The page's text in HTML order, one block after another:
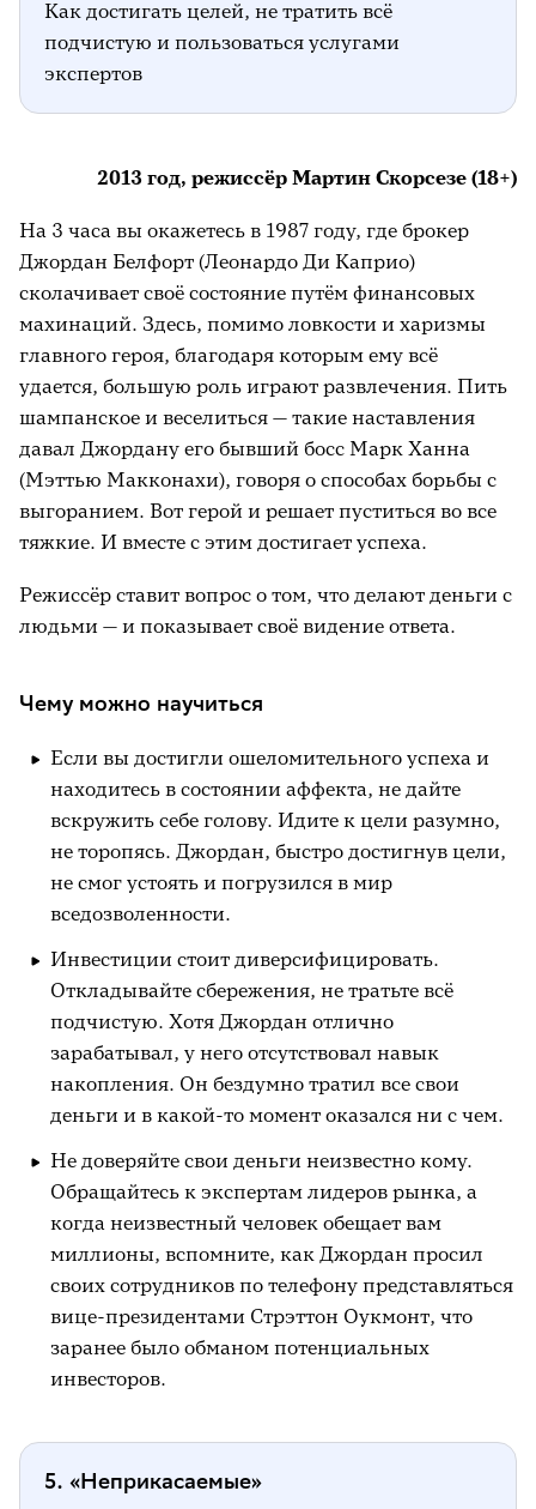
Как достигать целей, не тратить всё
подчистую и пользоваться услугами
экспертов
2013 год, режиссёр Мартин Скорсезе (18+)
На 3 часа вы окажетесь в 1987 году, где брокер
Джордан Белфорт (Леонардо Ди Каприо)
сколачивает своё состояние путём финансовых
махинаций. Здесь, помимо ловкости и харизмы
главного героя, благодаря которым ему всё
удается, большую роль играют развлечения. Пить
шампанское и веселиться — такие наставления
давал Джордану его бывший босс Марк Ханна
(Мэттью Макконахи), говоря о способах борьбы с
выгоранием. Вот герой и решает пуститься во все
тяжкие. И вместе с этим достигает успеха.
Режиссёр ставит вопрос о том, что делают деньги с
людьми — и показывает своё видение ответа.
Чему можно научиться
Если вы достигли ошеломительного успеха и
находитесь в состоянии аффекта, не дайте
вскружить себе голову. Идите к цели разумно,
не торопясь. Джордан, быстро достигнув цели,
не смог устоять и погрузился в мир
вседозволенности.
Инвестиции стоит диверсифицировать.
Откладывайте сбережения, не тратьте всё
подчистую. Хотя Джордан отлично
зарабатывал, у него отсутствовал навык
накопления. Он бездумно тратил все свои
деньги и в какой-то момент оказался ни с чем.
Не доверяйте свои деньги неизвестно кому.
Обращайтесь к экспертам лидеров рынка, а
когда неизвестный человек обещает вам
миллионы, вспомните, как Джордан просил
своих сотрудников по телефону представляться
вице-президентами Стрэттон Оукмонт, что
заранее было обманом потенциальных
инвесторов.
5. «Неприкасаемые»